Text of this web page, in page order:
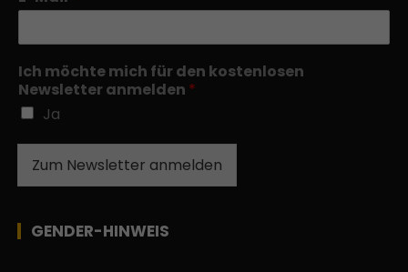
Ich möchte mich für den kostenlosen
Newsletter anmelden *
Ja
Zum Newsletter anmelden
GENDER-HINWEIS